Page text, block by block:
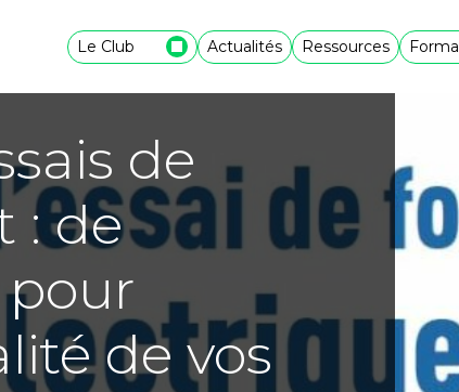
Le Club Actualités Ressources
de
: de
de vos